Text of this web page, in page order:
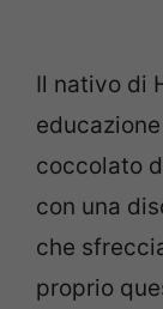
Il nativo di
coccolato
con una
che
proprio